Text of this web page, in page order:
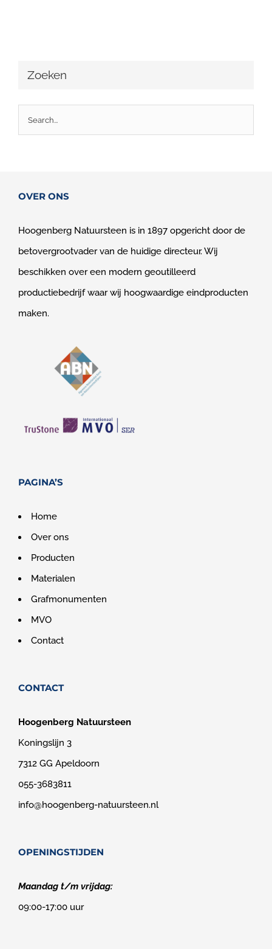
Zoeken
OVER ONS
Hoogenberg Natuursteen is in 1897 opgericht door de
betovergrootvader van de huidige directeur. Wij
beschikken over een modern geoutilleerd
productiebedrijf waar wij hoogwaardige eindproducten
maken.
PAGINA’S
Home
Over ons
Producten
Materialen
Grafmonumenten
MVO
Contact
CONTACT
Hoogenberg Natuursteen
Koningslijn 3
7312 GG Apeldoorn
055-3683811
info@hoogenberg-natuursteen.nl
OPENINGSTIJDEN
Maandag t/m vrijdag:
09:00-17:00 uur